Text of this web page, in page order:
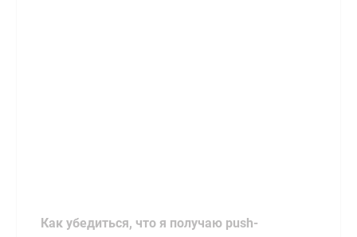
Как убедиться, что я получаю push-